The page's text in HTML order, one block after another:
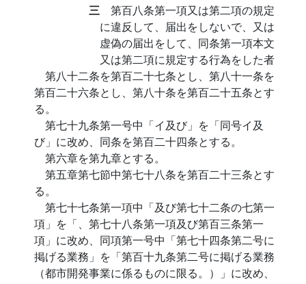
三 第百八条第一項又は第二項の規定
に違反して、届出をしないで、又は
虚偽の届出をして、同条第一項本文
又は第二項に規定する行為をした者
第八十二条を第百二十七条とし、第八十一条を
第百二十六条とし、第八十条を第百二十五条とす
る。
第七十九条第一号中「イ及び」を「同号イ及
び」に改め、同条を第百二十四条とする。
第六章を第九章とする。
第五章第七節中第七十八条を第百二十三条とす
る。
第七十七条第一項中「及び第七十二条の七第一
項」を「、第七十八条第一項及び第百三条第一
項」に改め、同項第一号中「第七十四条第二号に
掲げる業務」を「第百十九条第二号に掲げる業務
（都市開発事業に係るものに限る。）」に改め、